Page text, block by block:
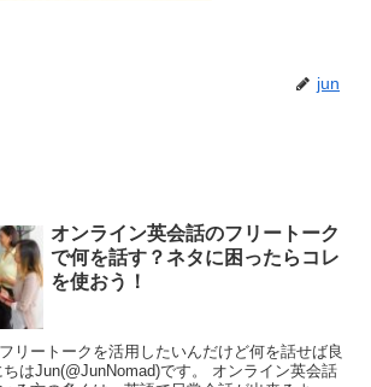
jun
オンライン英会話のフリートーク
で何を話す？ネタに困ったらコレ
を使おう！
リートークを活用したいんだけど何を話せば良